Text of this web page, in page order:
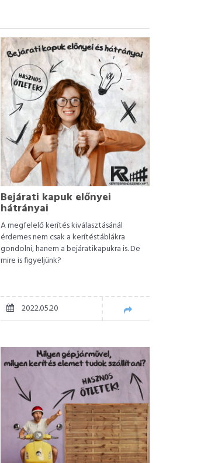
Bejárati kapuk előnyei
hátrányai
A megfelelő kerítés kiválasztásánál
érdemes nem csak a kerítéstáblákra
gondolni, hanem a bejáratikapukra is. De
mire is figyeljünk?
2022.05.20